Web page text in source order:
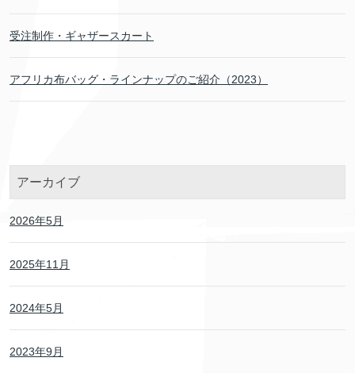
受注制作・ギャザースカート
アフリカ布バッグ・ラインナップのご紹介（2023）
アーカイブ
2026年5月
2025年11月
2024年5月
2023年9月